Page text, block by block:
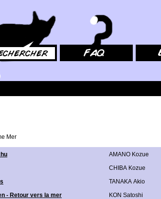
Mer
AMANO Kozue
CHIBA Kozue
TANAKA Akio
- Retour vers la mer KON Satoshi